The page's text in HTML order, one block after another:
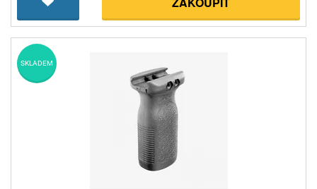
SKLADEM